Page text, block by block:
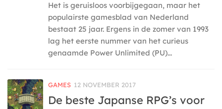
Het is geruisloos voorbijgegaan, maar het
populairste gamesblad van Nederland
bestaat 25 jaar. Ergens in de zomer van 1993
lag het eerste nummer van het curieus
genaamde Power Unlimited (PU)...
GAMES 12 NOVEMBER 2017
De beste Japanse RPG’s voor